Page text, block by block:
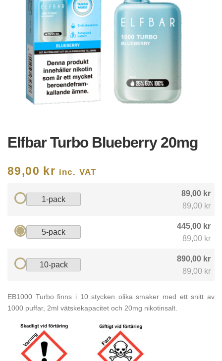
Elfbar Turbo Blueberry 20mg
89,00 kr inc. VAT
1-pack
89,00 kr
89,00 kr
5-pack
445,00 kr
89,00 kr
10-pack
890,00 kr
89,00 kr
EB1000 Turbo finns i 10 stycken olika smaker med ett snitt av
1000 puffar, 2ml vätskekapacitet och 20mg nikotinsalt.